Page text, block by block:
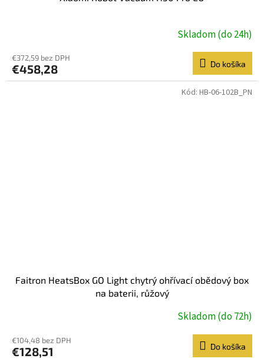
Skladom (do 24h)
€372,59 bez DPH
€458,28 Do košíka
Faitron HeatsBox GO Light chytrý ohřívací obědový box
na baterii, růžový
Skladom (do 72h)
€104,48 bez DPH
€128,51 Do košíka
Kód: HB-06-102B_PN